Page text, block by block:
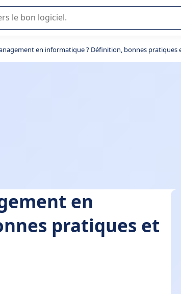
de logiciel SaaS en entreprise.
en informatique ? Définition, bonnes pratiques
en
pratiques et